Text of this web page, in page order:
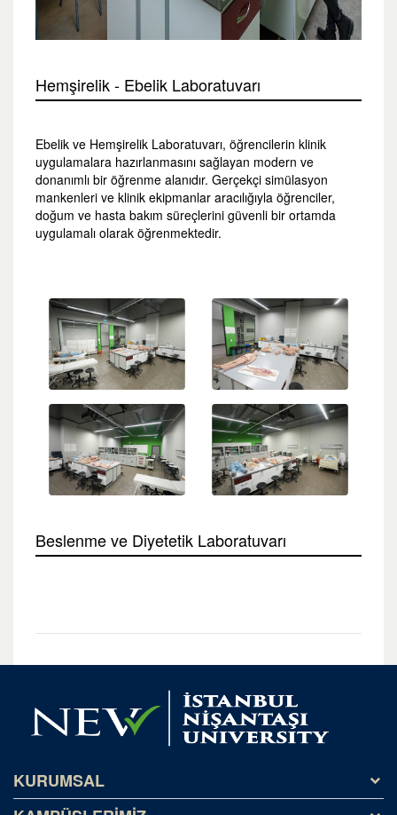
Hemşirelik - Ebelik Laboratuvarı
Ebelik ve Hemşirelik Laboratuvarı, öğrencilerin klinik
uygulamalara hazırlanmasını sağlayan modern ve
donanımlı bir öğrenme alanıdır. Gerçekçi simülasyon
mankenleri ve klinik ekipmanlar aracılığıyla öğrenciler,
doğum ve hasta bakım süreçlerini güvenli bir ortamda
uygulamalı olarak öğrenmektedir.
Beslenme ve Diyetetik Laboratuvarı
KURUMSAL